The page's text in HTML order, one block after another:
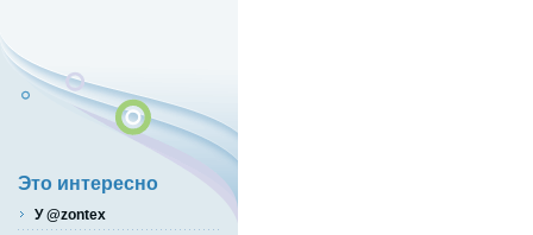
Это интересно
У @zontex